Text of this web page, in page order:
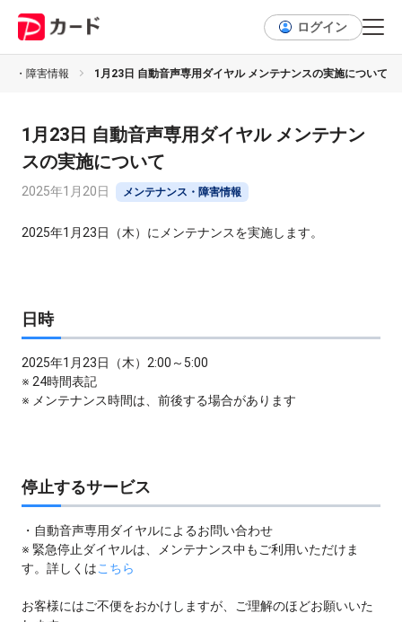
ログイン
ス・障害情報 1月23日 自動音声専用ダイヤル メンテナンスの実施について
1月23日 自動音声専用ダイヤル メンテナン
スの実施について
2025年1月20日 メンテナンス・障害情報
2025年1月23日（木）にメンテナンスを実施します。
日時
2025年1月23日（木）2:00～5:00
※ 24時間表記
※ メンテナンス時間は、前後する場合があります
停止するサービス
・自動音声専用ダイヤルによるお問い合わせ
※ 緊急停止ダイヤルは、メンテナンス中もご利用いただけま
す。詳しくはこちら
お客様にはご不便をおかけしますが、ご理解のほどお願いいた